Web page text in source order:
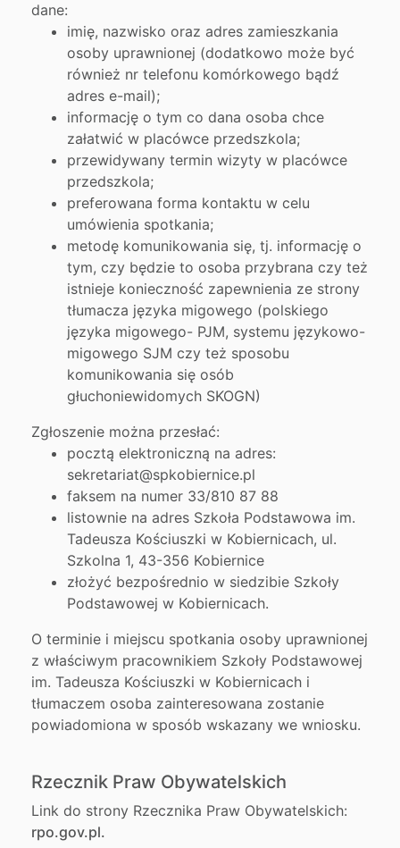
dane:
imię, nazwisko oraz adres zamieszkania
osoby uprawnionej (dodatkowo może być
również nr telefonu komórkowego bądź
adres e-mail);
informację o tym co dana osoba chce
załatwić w placówce przedszkola;
przewidywany termin wizyty w placówce
przedszkola;
preferowana forma kontaktu w celu
umówienia spotkania;
metodę komunikowania się, tj. informację o
tym, czy będzie to osoba przybrana czy też
istnieje konieczność zapewnienia ze strony
tłumacza języka migowego (polskiego
języka migowego- PJM, systemu językowo-
migowego SJM czy też sposobu
komunikowania się osób
głuchoniewidomych SKOGN)
Zgłoszenie można przesłać:
pocztą elektroniczną na adres:
sekretariat@spkobiernice.pl
faksem na numer 33/810 87 88
listownie na adres Szkoła Podstawowa im.
Tadeusza Kościuszki w Kobiernicach, ul.
Szkolna 1, 43-356 Kobiernice
złożyć bezpośrednio w siedzibie Szkoły
Podstawowej w Kobiernicach.
O terminie i miejscu spotkania osoby uprawnionej
z właściwym pracownikiem Szkoły Podstawowej
im. Tadeusza Kościuszki w Kobiernicach i
tłumaczem osoba zainteresowana zostanie
powiadomiona w sposób wskazany we wniosku.
Rzecznik Praw Obywatelskich
Link do strony Rzecznika Praw Obywatelskich:
rpo.gov.pl.